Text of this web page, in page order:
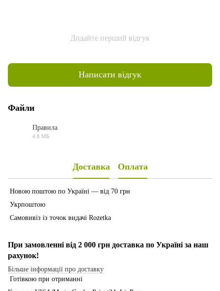
Додайте перший відгук
Написати відгук
Файли
Правила
4.8 МБ
Доставка Оплата
Новою поштою по Україні — від 70 грн
Укрпоштою
Самовивіз із точок видачі Rozetka
При замовленні від 2 000 грн доставка по Україні за наш
рахунок!
Більше інформації про доставку
Готівкою при отриманні